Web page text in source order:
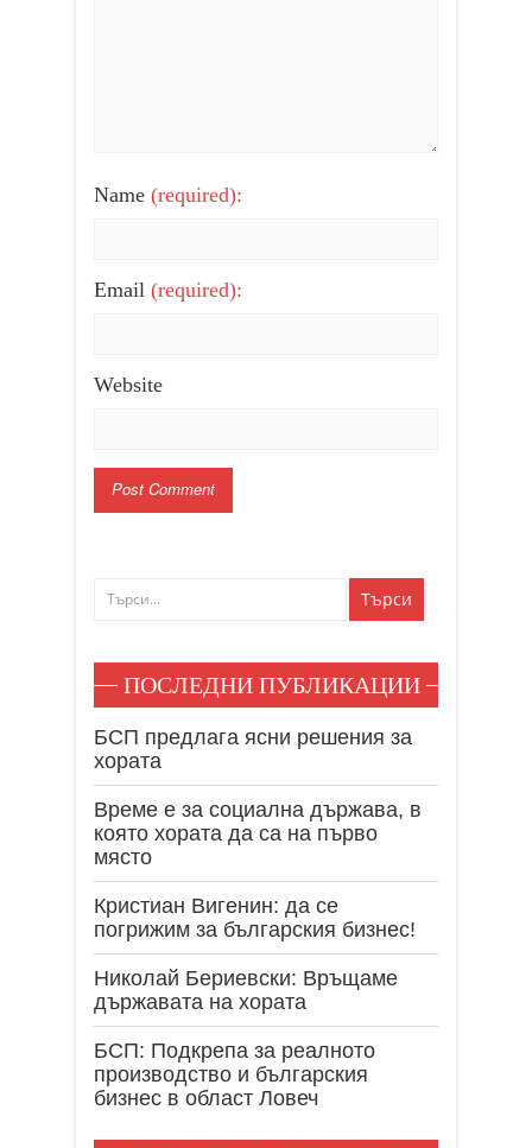
Name (required):
Email (required):
Website
ПОСЛЕДНИ ПУБЛИКАЦИИ
БСП предлага ясни решения за
хората
Време е за социална държава, в
която хората да са на първо
място
Кристиан Вигенин: да се
погрижим за българския бизнес!
Николай Бериевски: Връщаме
държавата на хората
БСП: Подкрепа за реалното
производство и българския
бизнес в област Ловеч